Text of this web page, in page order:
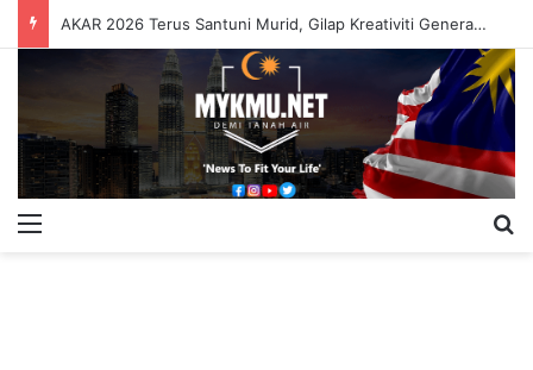
AKAR 2026 Terus Santuni Murid, Gilap Kreativiti Generasi Muda